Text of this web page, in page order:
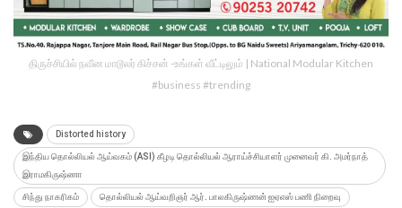
திருச்சியில் நவீன மாடூலர் கிச்சன் -உங்கள் வீட்டிலும் | National Modular Kitchen
#business #trending
Distorted history
இந்திய தொல்லியல் ஆய்வகம் (ASI) கீழடி தொல்லியல் ஆராய்ச்சியாளர் முனைவர் கி. அமர்நாத்
இராமகிருஷ்ணா
சிந்து நாகரிகம் தொல்லியல் ஆய்வறிஞர் ஆர். பாலகிருஷ்ணன் ஐஏஎஸ் பணி நிறைவு